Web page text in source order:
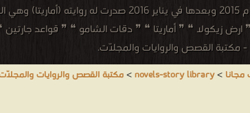
❞ ارض زيكولا ❝ ❞ أماريتا ❝ ❞ دقات الشامو ❝ ❞ قواعد
القصص والروايات والمجلّات.
>
novels-story library
>مكتبة القصص والروايات